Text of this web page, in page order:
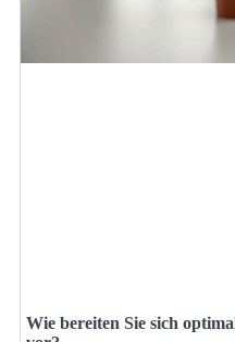
Wie bereiten Sie sich